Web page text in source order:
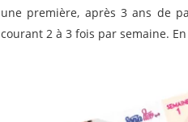
une première, après 3 ans de
courant 2 à 3 fois par semaine.